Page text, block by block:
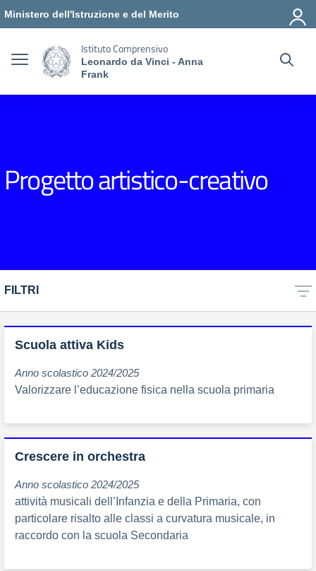
Ministero dell'Istruzione e del Merito
Istituto Comprensivo
Leonardo da Vinci - Anna
Frank
Progetto artistico-creativo
FILTRI
Scuola attiva Kids
Anno scolastico 2024/2025
Valorizzare l’educazione fisica nella scuola primaria
Crescere in orchestra
Anno scolastico 2024/2025
attività musicali dell’Infanzia e della Primaria, con
particolare risalto alle classi a curvatura musicale, in
raccordo con la scuola Secondaria